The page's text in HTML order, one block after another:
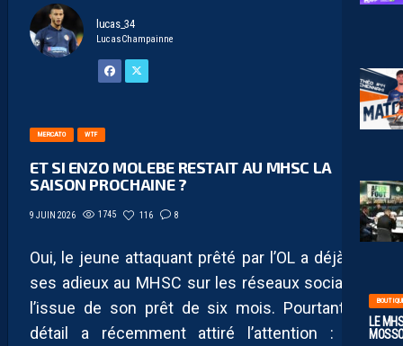
LE
lucas_34
LucasChampainne
MERCATO WTF
ET SI ENZO MOLEBE RESTAIT AU MHSC LA
SAISON PROCHAINE ?
9 JUIN 2026 1745 116 8
Oui, le jeune attaquant prêté par l’OL a déjà fait
ses adieux au MHSC sur les réseaux sociaux à
l’issue de son prêt de six mois. Pourtant, un
détail a récemment attiré l’attention : ces